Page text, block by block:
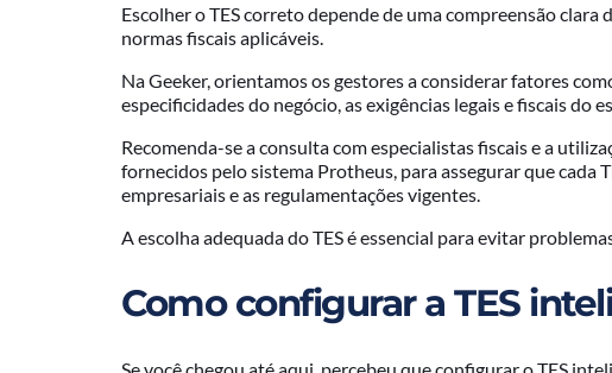
Escolher o TES correto depende de uma compreensão
normas fiscais aplicáveis.
Na Geeker, orientamos os gestores a considerar fatores
especificidades do negócio, as exigências legais e fiscais do
Recomenda-se a consulta com especialistas fiscais e a
fornecidos pelo sistema Protheus, para assegurar que cada
empresariais e as regulamentações vigentes.
A escolha adequada do TES é essencial para evitar
Como configurar a TES